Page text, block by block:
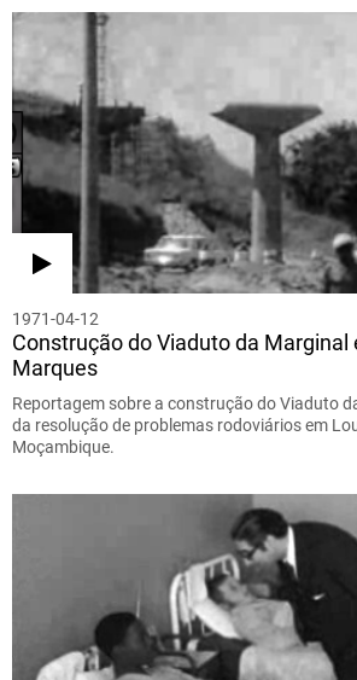
1971-04-12
Construção do Viaduto da Marginal
Marques
Reportagem sobre a construção do Viaduto
da resolução de problemas rodoviários em
Moçambique.